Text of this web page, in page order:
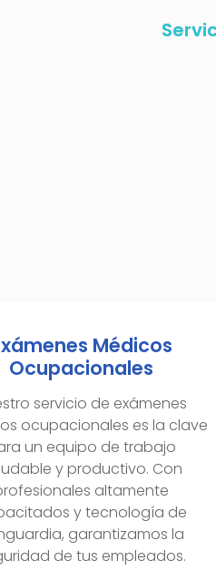
Médicos
Ocupacionales
servicio de exámenes
ocupacionales es la clave
un equipo de trabajo
y productivo. Con
altamente
y tecnología de
garantizamos la
de tus empleados.